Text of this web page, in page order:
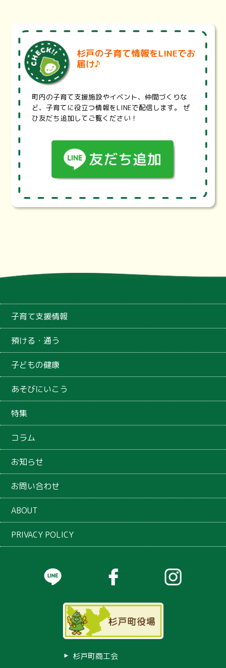
埼玉県医療機能情報提供システム・・・
itama.lg.jp/
診療科目、診療曜日・時間、地域、最寄り駅から医療機関や
薬局を検索することが出来ます。また、設備や体制、対応で
きる治療内容などの項目で検索することもできます。
埼玉県耳鼻咽喉科休日救急診療・・・https://www.pref.sai
tama.lg.jp/a0703/jibika.html
埼玉県では、救急医療のうち、休日に救急電話相談で受診先
区の輪番体制による初期救急と、初期医療機関では対応が難
しい重症患者を診療する二次救急を整備する事業を実施して
杉戸の子育て情報をLINEでお
届け♪
町内の子育て支援施設やイベント、仲間づくりな
ど、子育てに役立つ情報をLINEで配信します。 ぜ
ひ友だち追加してご覧ください！
子育て支援情報
預ける・通う
子どもの健康
あそびにいこう
特集
コラム
お知らせ
お問い合わせ
ABOUT
PRIVACY POLICY
杉戸町商工会